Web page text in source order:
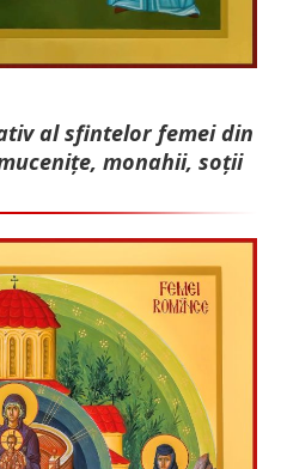
al sfintelor femei din
monahii, soții